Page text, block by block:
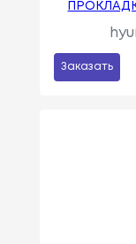
Заказать